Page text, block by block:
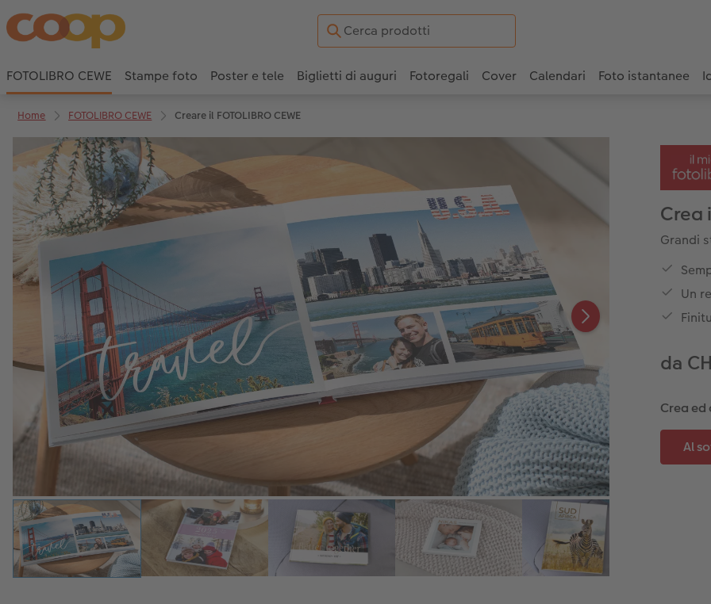
FOTOLIBRO CEWE Stampe foto Poster e tele Biglietti di auguri Fotoregali Cover Calendari Foto istantanee
Home FOTOLIBRO CEWE Creare il FOTOLIBRO CEWE
Crea
Grandi
Un
da
Crea